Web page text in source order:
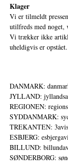
Klager
Vi er tilmeldt
utilfreds med noget,
Vi trækker ikke
uheldigvis er opstået.
DANMARK:
JYLLAND:
REGIONEN:
SYDDANMARK:
TREKANTEN:
ESBJERG:
BILLUND:
SØNDERBORG: